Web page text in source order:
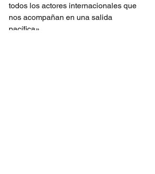
todos los actores internacionales que
nos acompañan en una salida
pacífica».